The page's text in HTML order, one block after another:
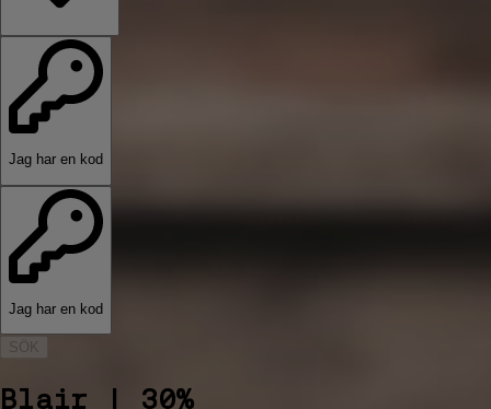
Jag har en kod
Jag har en kod
SÖK
Blair | 30%